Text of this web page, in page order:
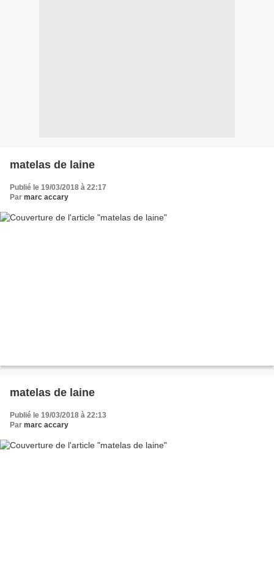
matelas de laine
Publié le 19/03/2018 à 22:17
Par marc accary
matelas de laine
Publié le 19/03/2018 à 22:13
Par marc accary